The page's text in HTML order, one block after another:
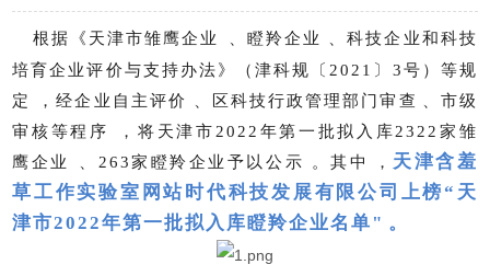
根据《天津市雏鹰企业、瞪羚企业、科技企业和科技
培育企业评价与支持办法》（津科规〔 2021〕3号）等规
定，经企业自主评价、区科技行政管理部门审查、市级
审核等程序，将天津市2022年第一批拟入库2322家雏
鹰企业、263家瞪羚企业予以公示。其中， 天津含羞
草工作实验室网站时代科技发展有限公司上榜 “天
津市2022年第一批拟入库瞪羚企业名单"。